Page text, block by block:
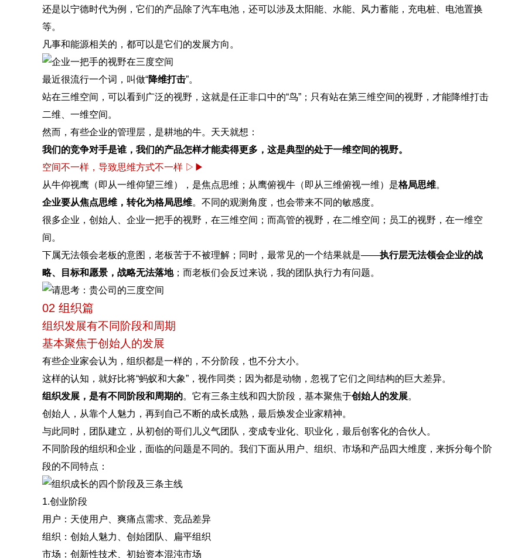
还是以宁德时代为例，它们的产品除了汽车电池，还可以涉及太阳能、水能、风力蓄能，充电桩、电池置换
等。
凡事和能源相关的，都可以是它们的发展方向。
最近很流行一个词，叫做“降维打击”。
站在三维空间，可以看到广泛的视野，这就是任正非口中的“鸟”；只有站在第三维空间的视野，才能降维打击
二维、一维空间。
然而，有些企业的管理层，是耕地的牛。天天就想：
我们的竞争对手是谁，我们的产品怎样才能卖得更多，这是典型的处于一维空间的视野。
空间不一样，导致思维方式不一样 ▷▶
从牛仰视鹰（即从一维仰望三维），是焦点思维；从鹰俯视牛（即从三维俯视一维）是格局思维。
企业要从焦点思维，转化为格局思维。不同的观测角度，也会带来不同的敏感度。
很多企业，创始人、企业一把手的视野，在三维空间；而高管的视野，在二维空间；员工的视野，在一维空
间。
下属无法领会老板的意图，老板苦于不被理解；同时，最常见的一个结果就是——执行层无法领会企业的战
略、目标和愿景，战略无法落地；而老板们会反过来说，我的团队执行力有问题。
02 组织篇
组织发展有不同阶段和周期
基本聚焦于创始人的发展
有些企业家会认为，组织都是一样的，不分阶段，也不分大小。
这样的认知，就好比将“蚂蚁和大象”，视作同类；因为都是动物，忽视了它们之间结构的巨大差异。
组织发展，是有不同阶段和周期的。它有三条主线和四大阶段，基本聚焦于创始人的发展。
创始人，从靠个人魅力，再到自己不断的成长成熟，最后焕发企业家精神。
与此同时，团队建立，从初创的哥们儿义气团队，变成专业化、职业化，最后创客化的合伙人。
不同阶段的组织和企业，面临的问题是不同的。我们下面从用户、组织、市场和产品四大维度，来拆分每个阶
段的不同特点：
1.创业阶段
用户：天使用户、爽痛点需求、竞品差异
组织：创始人魅力、创始团队、扁平组织
市场：创新性技术、初始资本混沌市场